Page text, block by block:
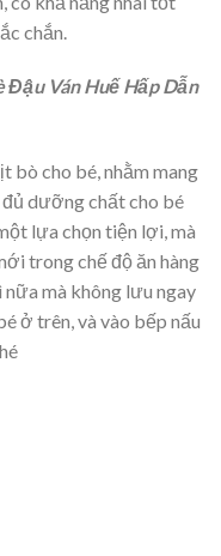
chắn.
Đậu Ván Huế Hấp Dẫn
bò cho bé, nhằm mang
dưỡng chất cho bé
lựa chọn tiện lợi, mà
trong chế độ ăn hàng
nữa mà không lưu ngay
ở trên, và vào bếp nấu